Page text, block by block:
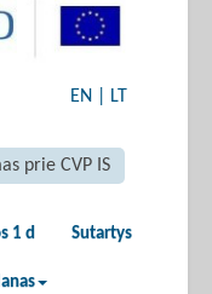
EN LT
prie CVP IS
1 d Sutartys